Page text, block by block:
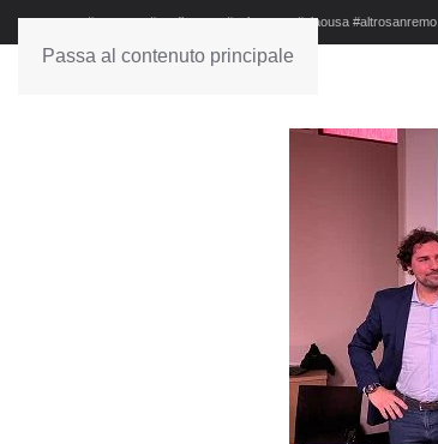
Passa al contenuto principale
#sanremo #studionews #askanews #ciaousa #altrosanremo